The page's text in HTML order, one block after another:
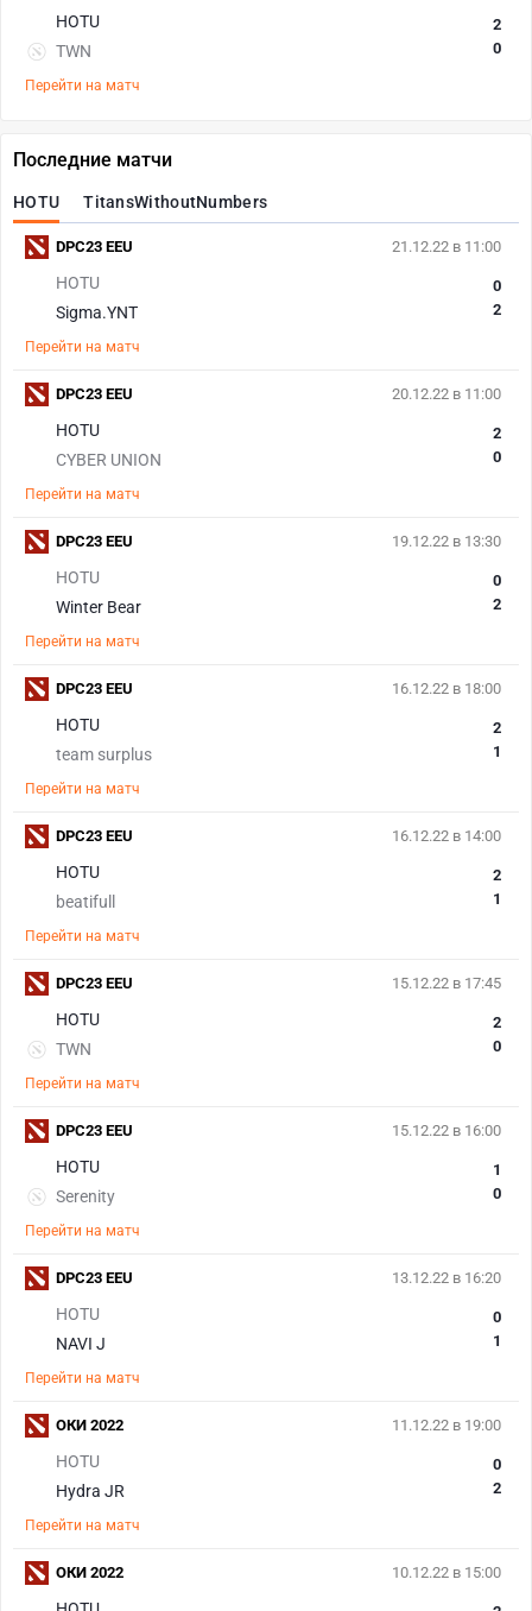
HOTU
TWN
2
0
Перейти на матч
Последние матчи
HOTU TitansWithoutNumbers
21.12.22 в 11:00
HOTU
Sigma.YNT
0
2
Перейти на матч
DPC23 EEU
20.12.22 в 11:00
HOTU
CYBER UNION
2
0
Перейти на матч
DPC23 EEU
19.12.22 в 13:30
HOTU
Winter Bear
0
2
Перейти на матч
DPC23 EEU
16.12.22 в 18:00
HOTU
team surplus
2
1
Перейти на матч
DPC23 EEU
16.12.22 в 14:00
HOTU
beatifull
2
1
Перейти на матч
DPC23 EEU
15.12.22 в 17:45
HOTU
TWN
2
0
Перейти на матч
DPC23 EEU
15.12.22 в 16:00
HOTU
Serenity
1
0
Перейти на матч
DPC23 EEU
13.12.22 в 16:20
HOTU
NAVI J
0
1
Перейти на матч
DPC23 EEU
11.12.22 в 19:00
HOTU
Hydra JR
0
2
Перейти на матч
ОКИ 2022
10.12.22 в 15:00
ОКИ 2022